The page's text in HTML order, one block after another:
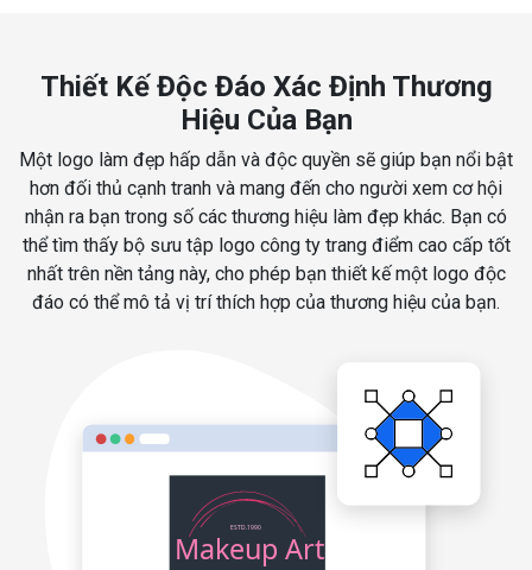
Thiết Kế Độc Đáo Xác Định Thương
Hiệu Của Bạn
Một logo làm đẹp hấp dẫn và độc quyền sẽ giúp bạn nổi bật
hơn đối thủ cạnh tranh và mang đến cho người xem cơ hội
nhận ra bạn trong số các thương hiệu làm đẹp khác. Bạn có
thể tìm thấy bộ sưu tập logo công ty trang điểm cao cấp tốt
nhất trên nền tảng này, cho phép bạn thiết kế một logo độc
đáo có thể mô tả vị trí thích hợp của thương hiệu của bạn.